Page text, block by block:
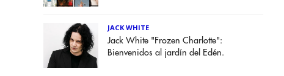
JACK WHITE
Jack White "Frozen Charlotte":
Bienvenidos al jardín del Edén.